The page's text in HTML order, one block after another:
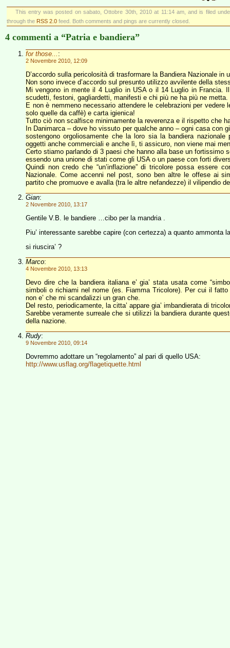
This entry was posted on sabato, Ottobre 30th, 2010 at 11:14 am, and is filed
through the RSS 2.0 feed. Both comments and pings are currently closed.
4 commenti a “Patria e bandiera”
for those... :
2 Novembre 2010, 12:09
D’accordo sulla pericolosità di trasformare la Bandiera Nazionale in
Non sono invece d’accordo sul presunto utilizzo avvilente della
Mi vengono in mente il 4 Luglio in USA o il 14 Luglio in Francia.
scudetti, festoni, gagliardetti, manifesti e chi più ne ha più ne metta.
E non è nemmeno necessario attendere le celebrazioni per
solo quelle da caffè) e carta igienica!
Tutto ciò non scalfisce minimamente la reverenza e il rispetto che
In Danimarca – dove ho vissuto per qualche anno – ogni casa con
sostengono orgoliosamente che la loro sia la bandiera
oggetti anche commerciali e anche lì, ti assicuro, non viene mai
Certo stiamo parlando di 3 paesi che hanno alla base un fortissimo
essendo una unione di stati come gli USA o un paese con forti
Quindi non credo che “un’inflazione” di tricolore possa essere
Nazionale. Come accenni nel post, sono ben altre le offese ai
partito che promuove e avalla (tra le altre nefandezze) il vilipendio
Gian:
2 Novembre 2010, 13:17
Gentile V.B. le bandiere …cibo per la mandria .
Piu’ interessante sarebbe capire (con certezza) a quanto ammonta
si riuscira’ ?
Marco:
4 Novembre 2010, 13:13
Devo dire che la bandiera italiana e’ gia’ stata usata come
simboli o richiami nel nome (es. Fiamma Tricolore). Per cui il
non e’ che mi scandalizzi un gran che.
Del resto, periodicamente, la citta’ appare gia’ imbandierata di
Sarebbe veramente surreale che si utilizzi la bandiera durante
della nazione.
Rudy:
9 Novembre 2010, 09:14
Dovremmo adottare un “regolamento” al pari di quello USA:
http://www.usflag.org/flagetiquette.html